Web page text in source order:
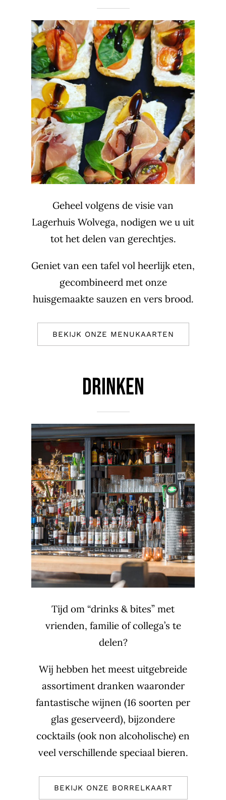
Geheel volgens de visie van
Lagerhuis Wolvega, nodigen we u uit
tot het delen van gerechtjes.
Geniet van een tafel vol heerlijk eten,
gecombineerd met onze
huisgemaakte sauzen en vers brood.
BEKIJK ONZE MENUKAARTEN
DRINKEN
Tijd om “drinks & bites” met
vrienden, familie of collega’s te
delen?
Wij hebben het meest uitgebreide
assortiment dranken waaronder
fantastische wijnen (16 soorten per
glas geserveerd), bijzondere
cocktails (ook non alcoholische) en
veel verschillende speciaal bieren.
BEKIJK ONZE BORRELKAART